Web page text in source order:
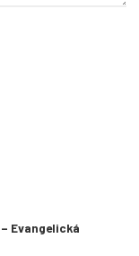
Evangelická